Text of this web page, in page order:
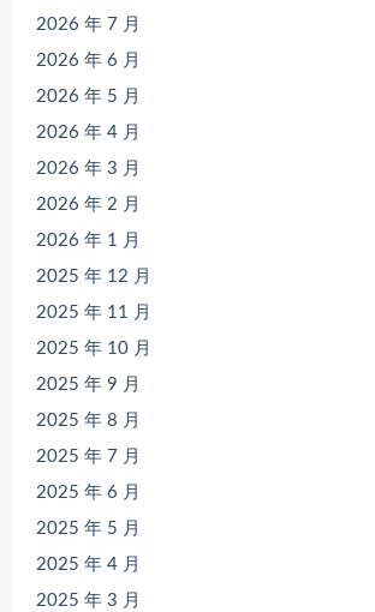
2026 年 7 月
2026 年 6 月
2026 年 5 月
2026 年 4 月
2026 年 3 月
2026 年 2 月
2026 年 1 月
2025 年 12 月
2025 年 11 月
2025 年 10 月
2025 年 9 月
2025 年 8 月
2025 年 7 月
2025 年 6 月
2025 年 5 月
2025 年 4 月
2025 年 3 月